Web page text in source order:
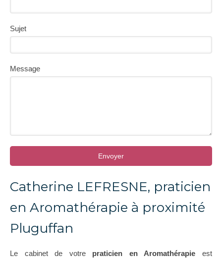
Sujet
Message
Envoyer
Catherine LEFRESNE, praticien
en Aromathérapie à proximité
Pluguffan
Le cabinet de votre praticien en Aromathérapie est